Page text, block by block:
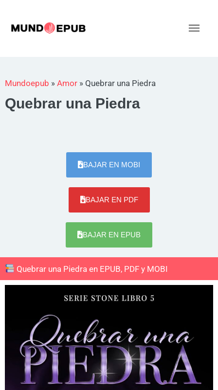
contenido
Mundoepub » Amor » Quebrar una Piedra
Quebrar una Piedra
BAJAR EN MOBI
BAJAR EN PDF
BAJAR EN EPUB
Quebrar una Piedra en EPUB, PDF y MOBI